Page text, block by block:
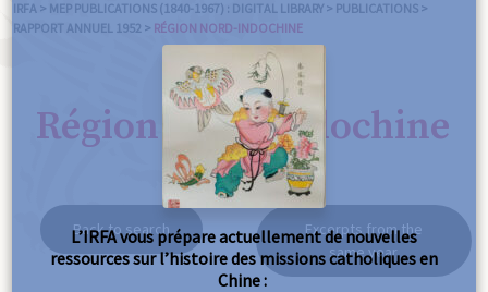
IRFA > MEP PUBLICATIONS (1840-1967) : DIGITAL LIBRARY > PUBLICATIONS >
RAPPORT ANNUEL 1952 > RÉGION NORD-INDOCHINE
Région Nord-Indochine
Back to search
Excerpts from the
same year
L’IRFA vous prépare actuellement de nouvelles
ressources sur l’histoire des missions catholiques en
Chine :